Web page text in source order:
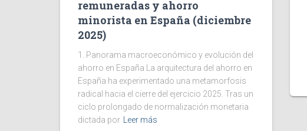
remuneradas y ahorro
minorista en España (diciembre
2025)
1. Panorama macroeconómico y evolución del
ahorro en España La arquitectura del ahorro en
España ha experimentado una metamorfosis
radical hacia el cierre del ejercicio 2025. Tras un
ciclo prolongado de normalización monetaria
dictada por
Leer más